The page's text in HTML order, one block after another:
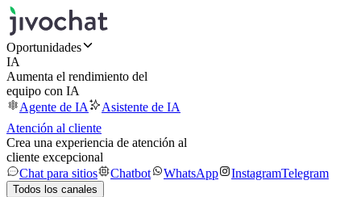
Oportunidades
IA
Aumenta el rendimiento del
equipo con IA
Agente de IA
Asistente de IA
Atención al cliente
Crea una experiencia de atención al
cliente excepcional
Chat para sitios
Chatbot WhatsApp InstagramTelegram
Todos los canales